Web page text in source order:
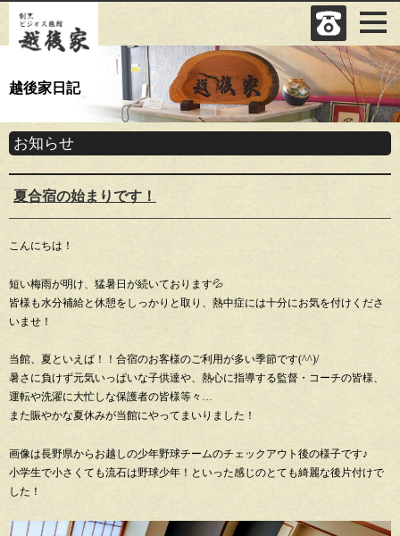
越後家日記
お知らせ
夏合宿の始まりです！
こんにちは！
短い梅雨が明け、猛暑日が続いております💦
皆様も水分補給と休憩をしっかりと取り、熱中症には十分にお気を付けくださ
いませ！
当館、夏といえば！！合宿のお客様のご利用が多い季節です(^^)/
暑さに負けず元気いっぱいな子供達や、熱心に指導する監督・コーチの皆様、
運転や洗濯に大忙しな保護者の皆様等々…
また賑やかな夏休みが当館にやってまいりました！
画像は長野県からお越しの少年野球チームのチェックアウト後の様子です♪
小学生で小さくても流石は野球少年！といった感じのとても綺麗な後片付けで
した！